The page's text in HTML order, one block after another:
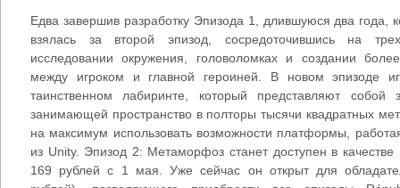
Едва завершив разработку Эпизода 1, длившуюся два года,
взялась за второй эпизод, сосредоточившись на
исследовании окружения, головоломках и создании
между игроком и главной героиней. В новом эпизоде
таинственном лабиринте, который представляют
занимающей пространство в полторы тысячи квадратных
на максимум использовать возможности платформы,
из Unity. Эпизод 2: Метаморфоз станет доступен в качестве
169 рублей с 1 мая. Уже сейчас он открыт для